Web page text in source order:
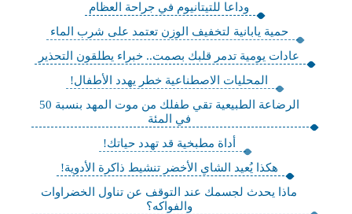
وداعا للتيتانيوم في جراحة العظام
حمية يابانية لتخفيف الوزن تعتمد على شرب الماء
عادات يومية تدمر قلبك بصمت.. خبراء يطلقون التحذير
المحليات الاصطناعية خطر يهدد الأطفال!
الرضاعة الطبيعية تقي طفلك من موت المهد بنسبة 50
في المئة
أداة مطبخية قد تهدد حياتك!
هكذا يُعيد الشاي الأخضر تنشيط ذاكرة الأدوية!
ماذا يحدث لجسمك عند التوقف عن تناول الخضراوات
والفواكه؟